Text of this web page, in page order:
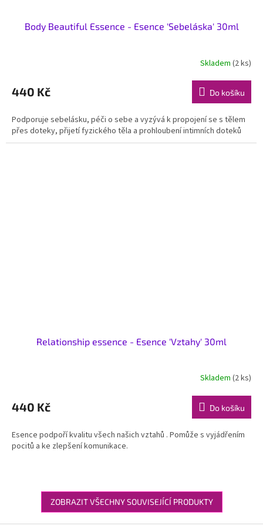
Body Beautiful Essence - Esence 'Sebeláska' 30ml
Skladem (2 ks)
440 Kč Do košíku
Podporuje sebelásku, péči o sebe a vyzývá k propojení se s tělem
přes doteky, přijetí fyzického těla a prohloubení intimních doteků
Relationship essence - Esence 'Vztahy' 30ml
Skladem (2 ks)
440 Kč Do košíku
Esence podpoří kvalitu všech našich vztahů . Pomůže s vyjádřením
pocitů a ke zlepšení komunikace.
ZOBRAZIT VŠECHNY SOUVISEJÍCÍ PRODUKTY